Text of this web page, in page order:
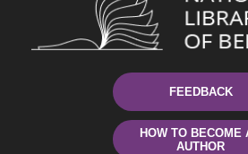
FEEDBACK
HOW TO BECOME
AUTHOR